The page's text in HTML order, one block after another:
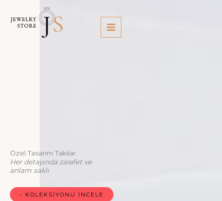
atla
Özel Tasarım Takılar
Her detayında zarafet ve
anlam saklı
- KOLEKSIYONU İNCELE